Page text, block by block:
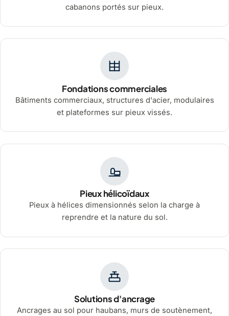
cabanons portés sur pieux.
Fondations commerciales
Bâtiments commerciaux, structures d'acier, modulaires
et plateformes sur pieux vissés.
Pieux hélicoïdaux
Pieux à hélices dimensionnés selon la charge à
reprendre et la nature du sol.
Solutions d'ancrage
Ancrages au sol pour haubans, murs de soutènement,